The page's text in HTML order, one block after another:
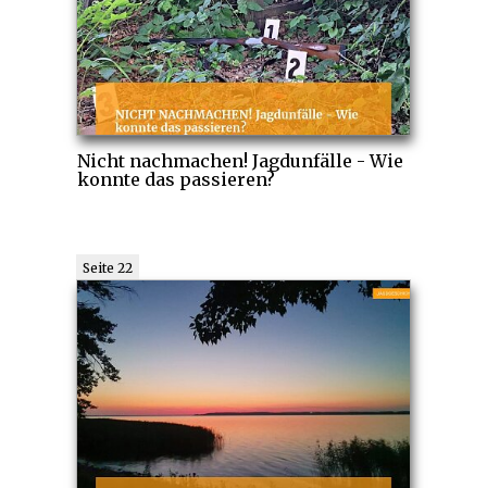
Nicht nachmachen! Jagdunfälle - Wie
konnte das passieren?
Seite 22